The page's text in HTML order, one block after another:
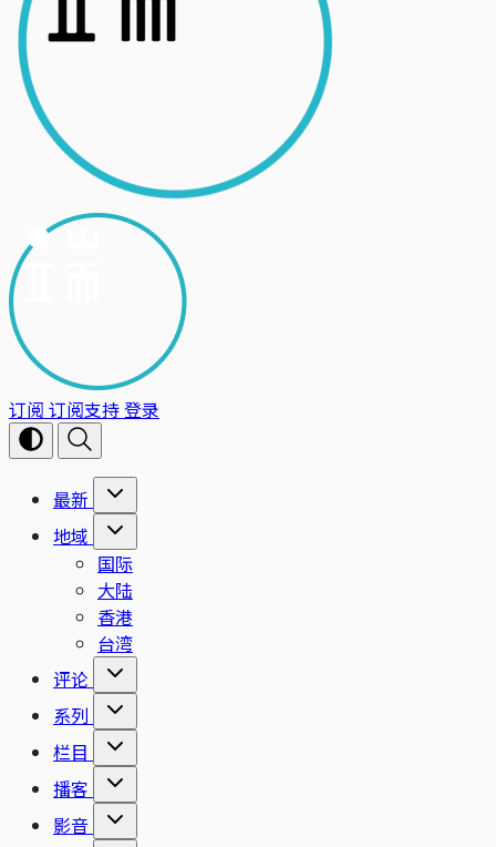
订阅 订阅支持登录
最新
地域
国际
大陆
香港
台湾
评论
系列
栏目
播客
影音